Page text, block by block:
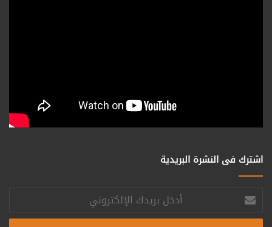
اشترك فى النشرة البريدية
أدخل
بريدك
الإلكتروني